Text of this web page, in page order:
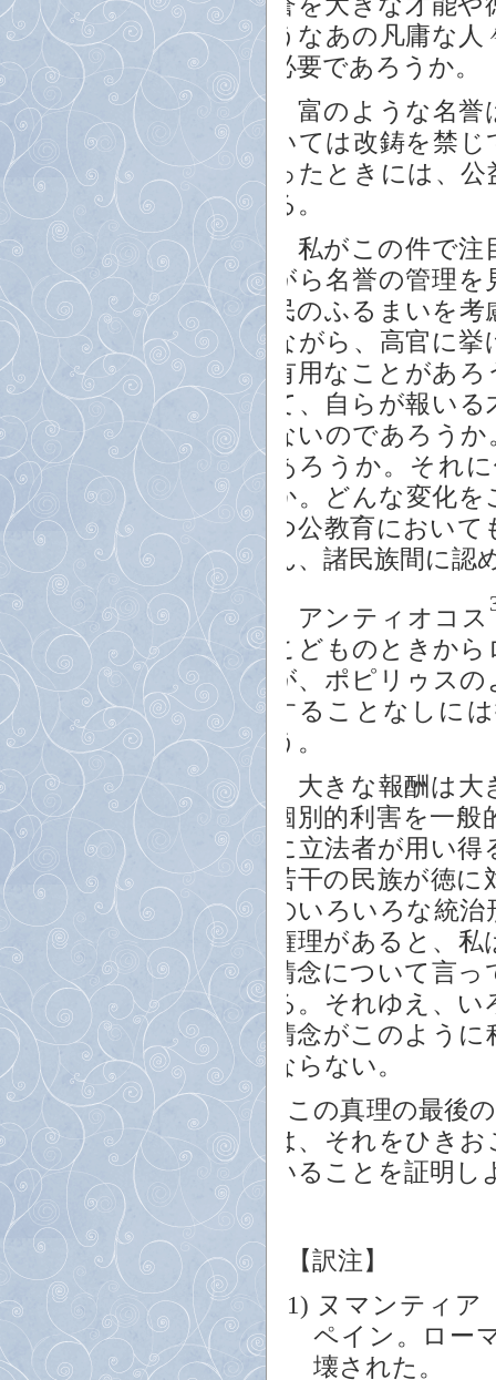
うなあの凡庸な
必要であろうか。
富のような名誉
いては改鋳を禁
ったときには、
る。
私がこの件で注
がら名誉の管理
民のふるまいを
ながら、高官に
有用なことがあ
て、自らが報い
ないのであろう
あろうか。それ
か。どんな変化
つ公教育におい
ん、諸民族間に
アンティオコス
こどものときか
が、ポピリゥス
することなしに
う。
大きな報酬は大
個別的利害を一
に立法者が用い
若干の民族が徳
のいろいろな統
権理があると、
情念について言
る。それゆえ、
情念がこのよう
ならない。
この真理の最後
は、それをひき
いることを証明し
【訳注】
1) ヌマンティア
ペイン。ロー
壊された。